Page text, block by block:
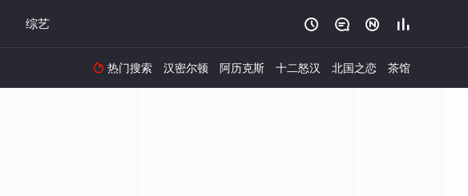
综艺    
 热门搜索 汉密尔顿 阿历克斯 十二怒汉 北国之恋 茶馆